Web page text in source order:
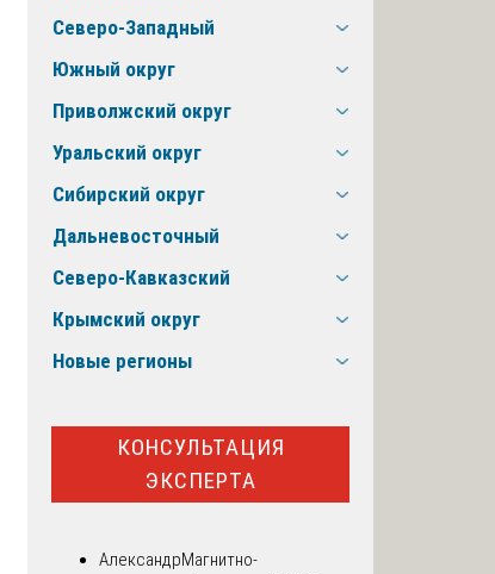
Северо-Западный
Южный округ
Приволжский округ
Уральский округ
Сибирский округ
Дальневосточный
Северо-Кавказский
Крымский округ
Новые регионы
КОНСУЛЬТАЦИЯ
ЭКСПЕРТА
АлександрМагнитно-